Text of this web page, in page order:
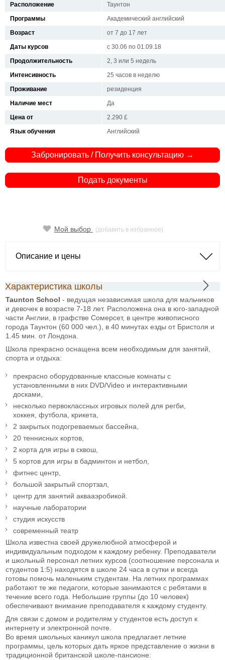
Расположение
Таунтон
Программы
Академический английский
Возраст
от 7 до 17 лет
Даты курсов
с 30.06 по 01.09.18
Продолжительность
2, 3 или 5 недель
Интенсивность
25 часов в неделю
Проживание
резиденция
Наличие мест
Да
Цена от
2.290 £
Язык обучения
Английский
Забронировать / Получить консультацию →
Подать документы
Мой выбор (добавить в избранное)
Описание и цены
Характеристика школы
Taunton School - ведущая независимая школа для мальчиков
и девочек в возрасте 7-18 лет. Расположена она в юго-западной
части Англии, в графстве Сомерсет, в центре живописного
города Таунтон (60 000 чел.), в 40 минутах езды от Бристоля и
1.45 мин. от Лондона.
Школа прекрасно оснащена всем необходимым для занятий,
спорта и отдыха:
прекрасно оборудованные классные комнаты с
установленными в них DVD/Video и интерактивными
досками,
несколько первоклассных игровых полей для регби,
хоккея, футбола, крикета,
2 закрытых подогреваемых бассейна,
20 теннисных кортов,
2 корта для игры в сквош,
5 кортов для игры в бадминтон и нетбол,
фитнес центр,
большой закрытый спортзал,
центр для занятий аквааэробикой.
научные лаборатории
студия искусств
современный театр
Школа известна своей дружелюбной атмосферой и
индивидуальным подходом к каждому ребенку. Преподаватели
и школьный персонал летних курсов (соотношение персонала и
студентов 1:5) находятся в школе 24 часа в сутки и всегда
готовы помочь маленьким студентам. На летних программах
работают те же педагоги, которые занимаются с ребятами в
течение всего года. Небольшие группы (до 10 человек)
обеспечивают внимание преподавателя к каждому студенту.
Для связи с домом и родителям у студентов есть доступ к
интернету и электронной почте.
Во время школьных каникул школа предлагает летние
программы, цель которых дать яркое представление о жизни в
традиционной британской школе-пансионе: